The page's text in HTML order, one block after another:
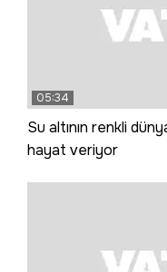
05:34
Su altının renkli
hayat veriyor